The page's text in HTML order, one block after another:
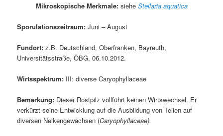
Mikroskopische Merkmale:siehe Stellaria aquatica
Sporulationszeitraum: Juni – August
Fundort:z.B. Deutschland, Oberfranken, Bayreuth,
Universitätsstraße, ÖBG, 06.10.2012.
Wirtsspektrum: III: diverse Caryophyllaceae
Bemerkung: Dieser Rostpilz vollführt keinen Wirtswechsel. Er
verkürzt seine Entwicklung auf die Ausbildung von Telien auf
diversen Nelkengewächsen (Caryophyllaceae).